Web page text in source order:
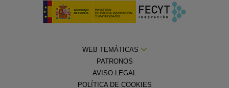
WEB TEMÁTICAS
PATRONOS
AVISO LEGAL
POLÍTICA DE COOKIES